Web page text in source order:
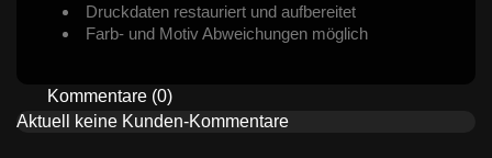
Druckdaten restauriert und aufbereitet
Farb- und Motiv Abweichungen möglich
Kommentare (0)
Aktuell keine Kunden-Kommentare